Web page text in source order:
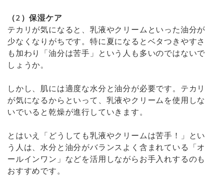
（2）保湿ケア
テカリが気になると、乳液やクリームといった油分が
少なくなりがちです。特に夏になるとベタつきやすさ
も加わり「油分は苦手」という人も多いのではないで
しょうか。
しかし、肌には適度な水分と油分が必要です。テカリ
が気になるからといって、乳液やクリームを使用しな
いでいると乾燥が進行していきます。
とはいえ「どうしても乳液やクリームは苦手！」とい
う人は、水分と油分がバランスよく含まれている「オ
ールインワン」などを活用しながらお手入れするのも
おすすめです。